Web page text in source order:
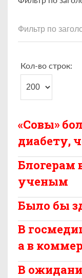
Кол-во строк:
«Совы»
диабету,
Блогерам
ученым
Было бы
В
а в
В